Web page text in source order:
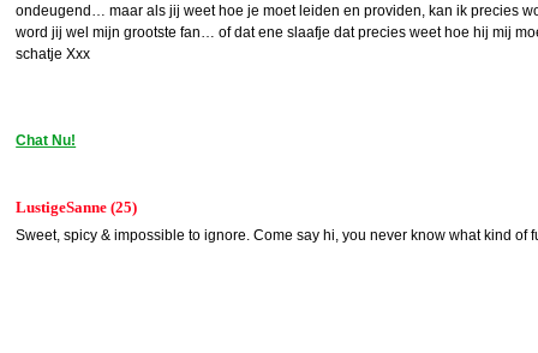
ondeugend… maar als jij weet hoe je moet leiden en providen, kan ik precies
word jij wel mijn grootste fan… of dat ene slaafje dat precies weet hoe hij mij
schatje Xxx
Chat Nu!
LustigeSanne (25)
Sweet, spicy & impossible to ignore. Come say hi, you never know what kind of